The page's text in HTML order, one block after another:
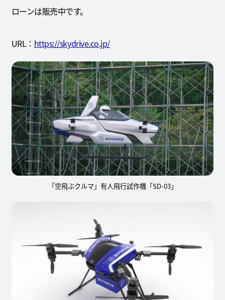
ローンは販売中です。
URL： https://skydrive.co.jp/
「空飛ぶクルマ」有人飛行試作機「SD-03」